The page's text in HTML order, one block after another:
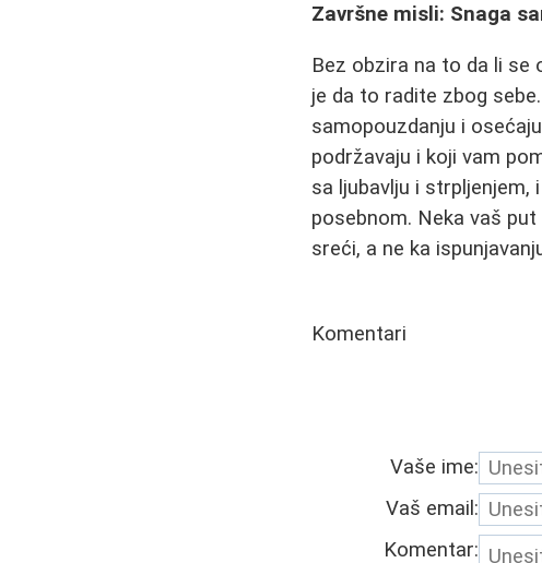
Završne misli: Snaga
Bez obzira na to da li se
je da to radite zbog
samopouzdanju i
podržavaju i koji vam
sa ljubavlju i strpljenjem,
posebnom. Neka vaš
sreći, a ne ka
Komentari
Vaše ime:
Vaš email:
Komentar: